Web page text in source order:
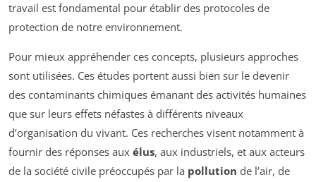
travail est fondamental pour établir des protocoles de
protection de notre environnement.
Pour mieux appréhender ces concepts, plusieurs approches
sont utilisées. Ces études portent aussi bien sur le devenir
des contaminants chimiques émanant des activités humaines
que sur leurs effets néfastes à différents niveaux
d’organisation du vivant. Ces recherches visent notamment à
fournir des réponses aux élus, aux industriels, et aux acteurs
de la société civile préoccupés par la pollution de l’air, de